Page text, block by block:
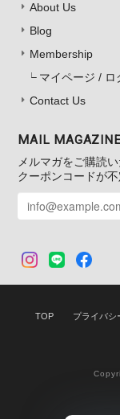
About Us
Blog
Membership
マイページ / ロ
Contact Us
MAIL
メルマガをご購読
クーポンコードが不
TOP プライバシ